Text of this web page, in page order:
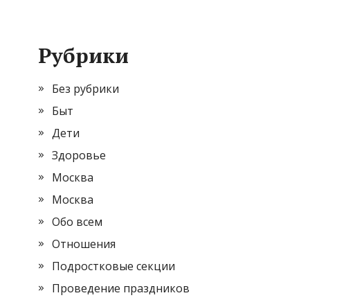
Рубрики
Без рубрики
Быт
Дети
Здоровье
Москва
Москва
Обо всем
Отношения
Подростковые секции
Проведение праздников